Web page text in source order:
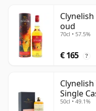
oud
70cl • 57.5%
€ 165 ?
Single
50cl • 49.1%